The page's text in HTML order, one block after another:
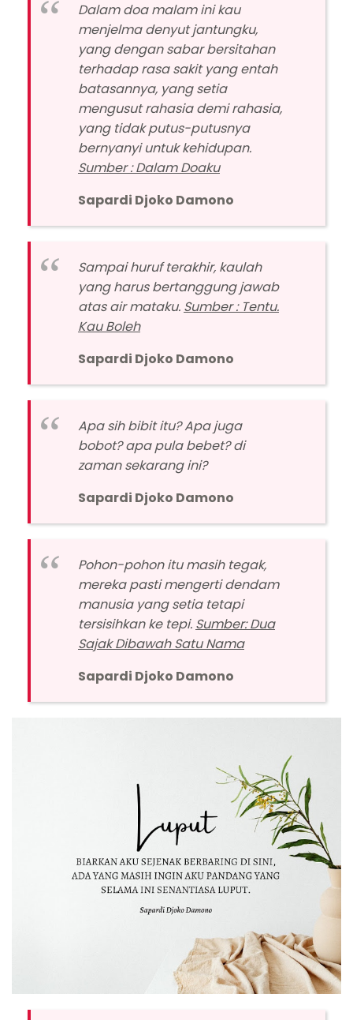
Dalam doa malam ini kau
menjelma denyut jantungku,
yang dengan sabar bersitahan
terhadap rasa sakit yang entah
batasannya, yang setia
mengusut rahasia demi rahasia,
yang tidak putus-putusnya
bernyanyi untuk kehidupan.
Sumber : Dalam Doaku
Sapardi Djoko Damono
Sampai huruf terakhir, kaulah
yang harus bertanggung jawab
atas air mataku. Sumber : Tentu.
Kau Boleh
Sapardi Djoko Damono
Apa sih bibit itu? Apa juga
bobot? apa pula bebet? di
zaman sekarang ini?
Sapardi Djoko Damono
Pohon-pohon itu masih tegak,
mereka pasti mengerti dendam
manusia yang setia tetapi
tersisihkan ke tepi. Sumber: Dua
Sajak Dibawah Satu Nama
Sapardi Djoko Damono